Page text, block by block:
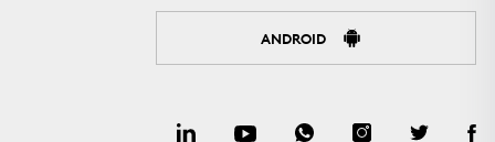
ANDROID